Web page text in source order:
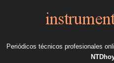
Periódicos técnicos profesionales